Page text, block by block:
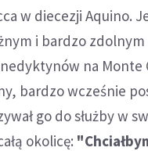
w diecezji Aquino.
i bardzo zdolnym
na Monte
bardzo wcześnie
go do służby w
okolicę: